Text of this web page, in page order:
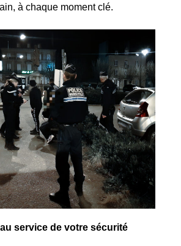
à chaque moment clé.
service de votre sécurité